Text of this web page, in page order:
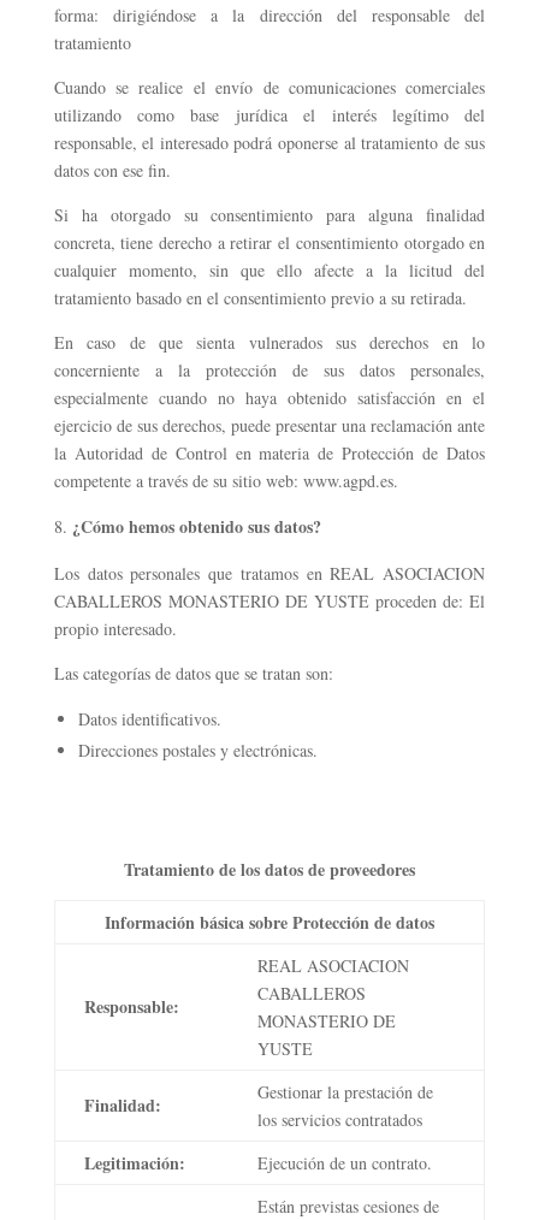
forma: dirigiéndose a la dirección del responsable del
tratamiento
Cuando se realice el envío de comunicaciones comerciales
utilizando como base jurídica el interés legítimo del
responsable, el interesado podrá oponerse al tratamiento de sus
datos con ese fin.
Si ha otorgado su consentimiento para alguna finalidad
concreta, tiene derecho a retirar el consentimiento otorgado en
cualquier momento, sin que ello afecte a la licitud del
tratamiento basado en el consentimiento previo a su retirada.
En caso de que sienta vulnerados sus derechos en lo
concerniente a la protección de sus datos personales,
especialmente cuando no haya obtenido satisfacción en el
ejercicio de sus derechos, puede presentar una reclamación ante
la Autoridad de Control en materia de Protección de Datos
competente a través de su sitio web: www.agpd.es.
¿Cómo hemos obtenido sus datos?
Los datos personales que tratamos en REAL ASOCIACION
CABALLEROS MONASTERIO DE YUSTE proceden de: El
propio interesado.
Las categorías de datos que se tratan son:
Datos identificativos.
Direcciones postales y electrónicas.
Tratamiento de los datos de proveedores
Información básica sobre Protección de datos
Responsable:
REAL ASOCIACION
CABALLEROS
MONASTERIO DE
YUSTE
Finalidad:
Gestionar la prestación de
los servicios contratados
Legitimación: Ejecución de un contrato.
Están previstas cesiones de